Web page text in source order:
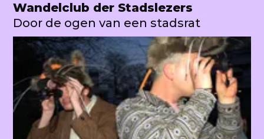
Wandelclub der Stadslezers
Door de ogen van een stadsrat